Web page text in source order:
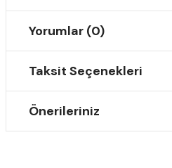
Yorumlar (0)
Taksit Seçenekleri
Önerileriniz